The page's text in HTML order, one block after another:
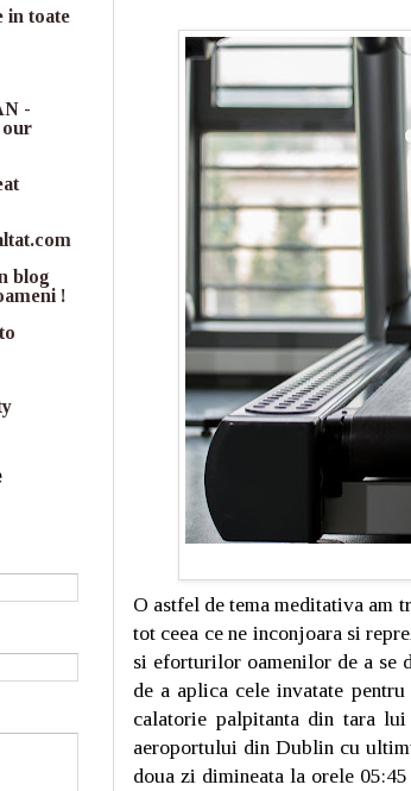
O astfel de tema meditativa am
tot ceea ce ne inconjoara si
si eforturilor oamenilor de a se
de a aplica cele invatate
calatorie palpitanta din tara
aeroportului din Dublin cu
doua zi dimineata la orele
in toate
-
our
blog
!